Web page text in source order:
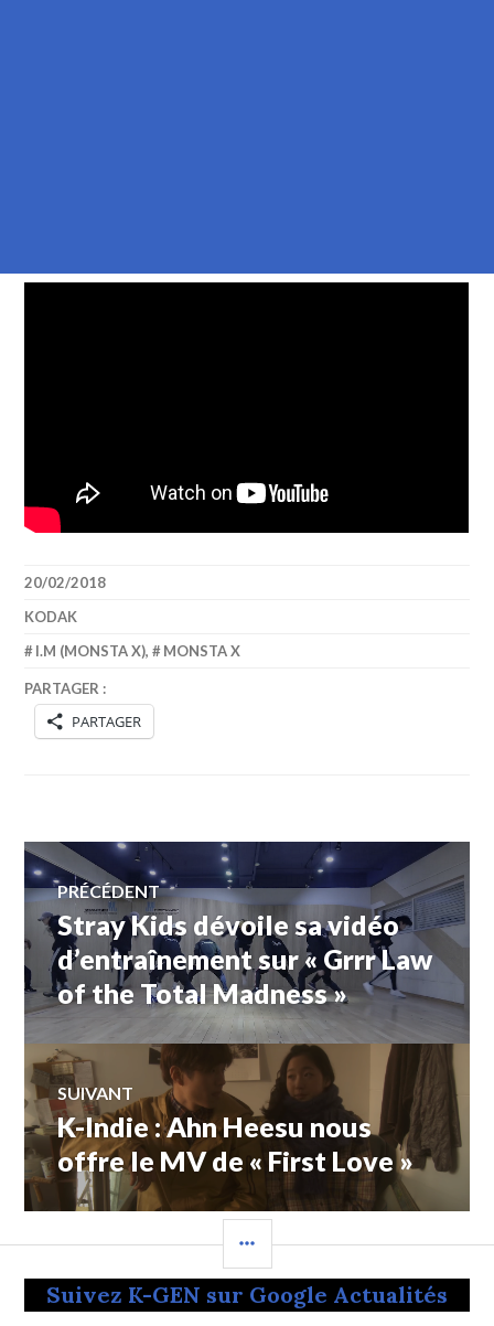
20/02/2018
KODAK
I.M (MONSTA X), MONSTA X
PARTAGER :
PARTAGER
Navigation
de
l’article
PRÉCÉDENT
Article
précédent :
Stray Kids dévoile sa vidéo
d’entraînement sur « Grrr Law
of the Total Madness »
SUIVANT
Article
Suivant:
K-Indie : Ahn Heesu nous
offre le MV de « First Love »
LATÉRALE
Suivez K-GEN sur Google Actualités